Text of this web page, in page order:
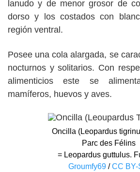
lanudo y de menor grosor de
dorso y los costados con
región ventral.
Posee una cola alargada, se
nocturnos y solitarios. Con
alimenticios este se
mamíferos, huevos y aves.
Oncilla (Leopardus
Parc des Félins
= Leopardus guttulus.
Groumfy69 /CC BY-